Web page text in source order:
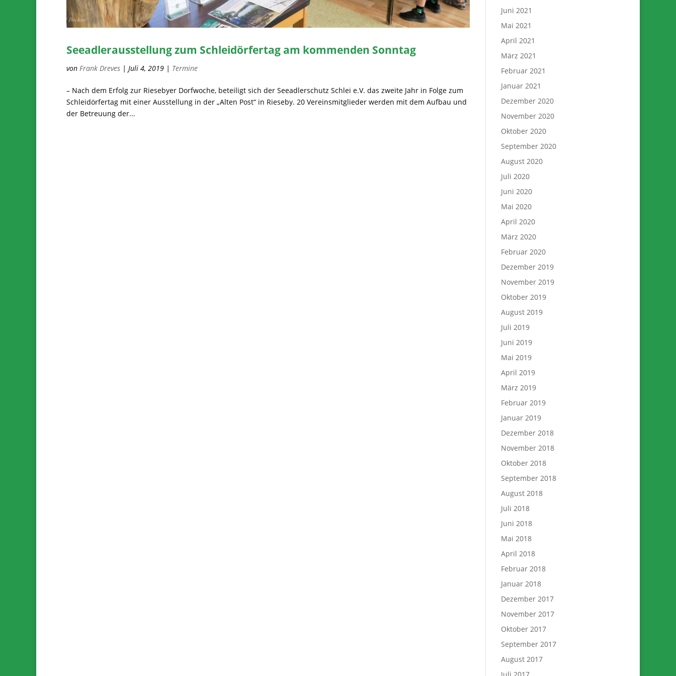
Seeadlerausstellung zum Schleidörfertag am kommenden Sonntag
von Frank Dreves | Juli 4, 2019 | Termine
– Nach dem Erfolg zur Riesebyer Dorfwoche, beteiligt sich der Seeadlerschutz Schlei e.V. das zweite Jahr in Folge zum
Schleidörfertag mit einer Ausstellung in der „Alten Post“ in Rieseby. 20 Vereinsmitglieder werden mit dem Aufbau und
der Betreuung der...
Juni 2021
Mai 2021
April 2021
März 2021
Februar 2021
Januar 2021
Dezember 2020
November 2020
Oktober 2020
September 2020
August 2020
Juli 2020
Juni 2020
Mai 2020
April 2020
März 2020
Februar 2020
Dezember 2019
November 2019
Oktober 2019
August 2019
Juli 2019
Juni 2019
Mai 2019
April 2019
März 2019
Februar 2019
Januar 2019
Dezember 2018
November 2018
Oktober 2018
September 2018
August 2018
Juli 2018
Juni 2018
Mai 2018
April 2018
Februar 2018
Januar 2018
Dezember 2017
November 2017
Oktober 2017
September 2017
August 2017